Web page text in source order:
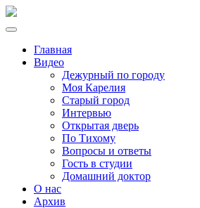
Главная
Видео
Дежурный по городу
Моя Карелия
Старый город
Интервью
Открытая дверь
По Тихому
Вопросы и ответы
Гость в студии
Домашний доктор
О нас
Архив